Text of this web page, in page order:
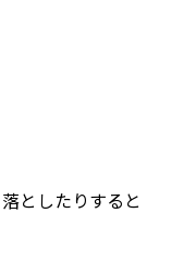
としたりすると